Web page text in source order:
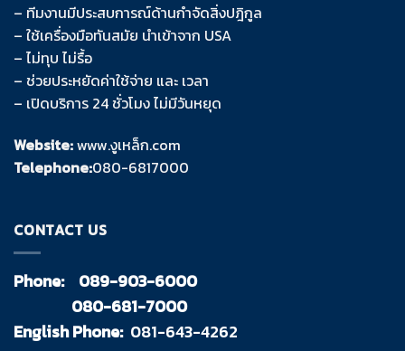
– ทีมงานมีประสบการณ์ด้านกำจัดสิ่งปฎิกูล
– ใช้เครื่องมือทันสมัย นำเข้าจาก USA
– ไม่ทุบ ไม่รื้อ
– ช่วยประหยัดค่าใช้จ่าย และ เวลา
– เปิดบริการ 24 ชั่วโมง ไม่มีวันหยุด
Website:www.งูเหล็ก.com
Telephone:080-6817000
CONTACT US
Phone: 089-903-6000
080-681-7000
English Phone: 081-643-4262